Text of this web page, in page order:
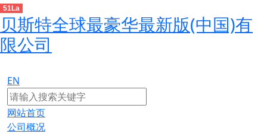
51La
贝斯特全球最豪华最新版(中国)有
限公司
EN
网站首页
公司概况